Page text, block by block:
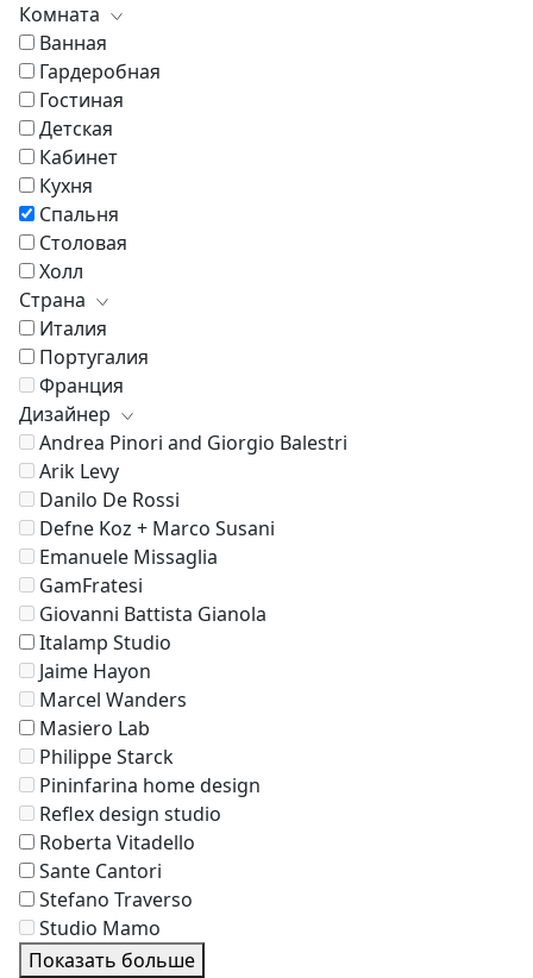
Комната
Ванная
Гардеробная
Гостиная
Детская
Кабинет
Кухня
Спальня
Столовая
Холл
Страна
Италия
Португалия
Франция
Дизайнер
Andrea Pinori and Giorgio Balestri
Arik Levy
Danilo De Rossi
Defne Koz + Marco Susani
Emanuele Missaglia
GamFratesi
Giovanni Battista Gianola
Italamp Studio
Jaime Hayon
Marcel Wanders
Masiero Lab
Philippe Starck
Pininfarina home design
Reflex design studio
Roberta Vitadello
Sante Cantori
Stefano Traverso
Studio Mamo
Показать больше